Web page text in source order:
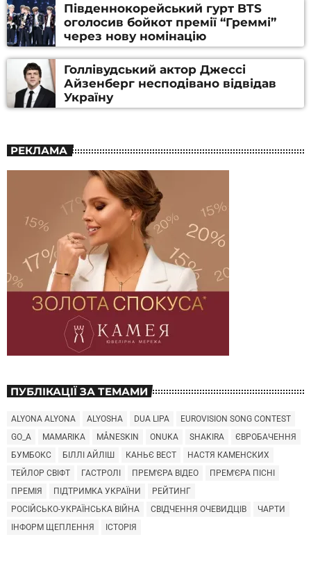
Південнокорейський гурт BTS
оголосив бойкот премії “Греммі”
через нову номінацію
Голлівудський актор Джессі
Айзенберг несподівано відвідав
Україну
РЕКЛАМА
ПУБЛІКАЦІЇ ЗА ТЕМАМИ
ALYONA ALYONA ALYOSHA DUA LIPA
EUROVISION SONG CONTEST
GO_A
MAMARIKA MÅNESKIN ONUKA SHAKIRA
ЄВРОБАЧЕННЯ
БУМБОКС
БІЛЛІ АЙЛІШ КАНЬЄ ВЕСТ
НАСТЯ КАМЕНСКИХ
ТЕЙЛОР СВІФТ
ГАСТРОЛІ ПРЕМ'ЄРА ВІДЕО
ПРЕМ'ЄРА ПІСНІ
ПРЕМІЯ
ПІДТРИМКА УКРАЇНИ
РЕЙТИНГ
РОСІЙСЬКО-УКРАЇНСЬКА ВІЙНА
СВІДЧЕННЯ ОЧЕВИДЦІВ
ЧАРТИ
ІНФОРМ ЩЕПЛЕННЯ
ІСТОРІЯ